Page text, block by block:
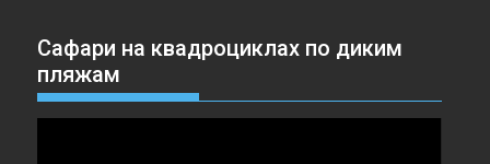
Сафари на квадроциклах по диким
пляжам